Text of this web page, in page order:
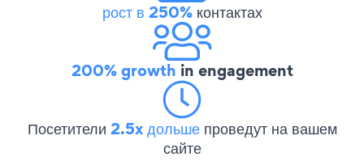
рост в 250%контактах
200% growth in engagement
Посетители 2.5x дольше проведут на вашем
сайте